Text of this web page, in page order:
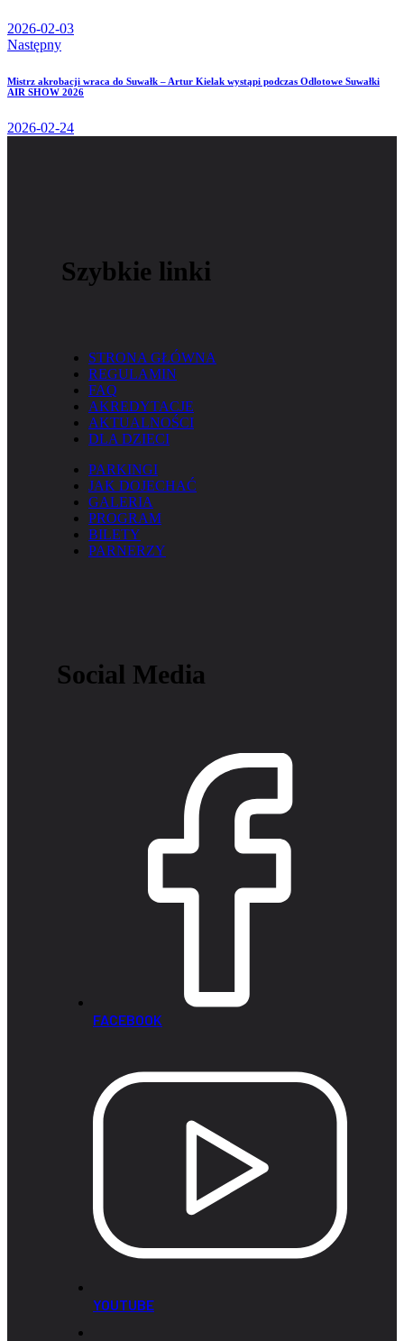
2026-02-03
Następny
Mistrz akrobacji wraca do Suwałk – Artur Kielak wystąpi podczas Odlotowe Suwałki
AIR SHOW 2026
2026-02-24
Szybkie linki
STRONA GŁÓWNA
REGULAMIN
FAQ
AKREDYTACJE
AKTUALNOŚCI
DLA DZIECI
PARKINGI
JAK DOJECHAĆ
GALERIA
PROGRAM
BILETY
PARNERZY
Social Media
FACEBOOK
YOUTUBE